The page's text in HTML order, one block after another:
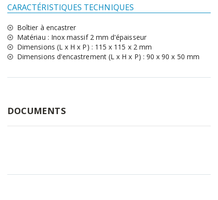
CARACTÉRISTIQUES TECHNIQUES
Boîtier à encastrer
Matériau : Inox massif 2 mm d'épaisseur
Dimensions (L x H x P) : 115 x 115 x 2 mm
Dimensions d'encastrement (L x H x P) : 90 x 90 x 50 mm
DOCUMENTS